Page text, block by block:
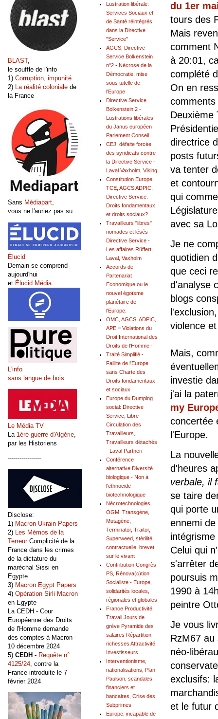
du 1er
tours des
Mais
comment
à 20:01,
complété
On en
Deuxième
directrice
posts
va tenter
et
qui
avec sa
Je ne
quotidien
que ceci
d'analyse
blogs
violence
Mais,
investie
j'ai la
my
concertée
l'Europe.
La
d'heures
verbale, il
se taire
qui porte
ennemi
Celui qui
s'arrêter
poursuis
1990 à
peintre
Je vous
RzM67 au
néo-
exclusifs:
et le futur
Lustration libérale:
Services Sociaux et
de Santé réintégrés
dans la Directive
"Service"
AGCS, Directive
Service Bolkenstein
n°2 - Nécrose de la
Démocratie, mise
sous tutelle de
l'Europe
Directive Service
Bolkenstein 2 -
Lustrations libérales
du Janus européen
Parlement Conseil
CEJ: défaite forcée
des syndicats contre
la Directive Service -
Laval Vaxholm, Viking
Constitution Europe,
TCE, AGCS ADPIC,
Directive Service.
Droits fondamentaux
et droits sociaux?
Travailleurs "libres"
nomades et lésés -
Directive Service -
Les affaires Rüffert,
Laval, Vaxholm
Accords de
Partenariat
Economique ou le
nouvel égoïsme
planétaire de
l'Europe.
OMC, AGCS, ADPIC,
APE = Violations du
Droit International des
Droits de l'Homme - I
Traité Simplifié -
Faillite de l'Europe
sans Charte des
Droits fondamentaux
et sociaux
Europe du Dumping
social: Directive
Service, Libre
Circulation des
Travailleurs,
Travailleurs détachés
- Laval Partneri
Conférence
alternative Diversité
biologique - Non à
l'ethnocide
biotechnologique
Nécrotechnologies,
OGM, Transgène,
Mutagène,
Terminator, Traitor,
Superweed, stérilité
contractuelle, brevet
sur le vivant
Contribution Congrès
PS, Rénova(c)tion
Socialiste - Europe,
solidarités locales,
régionales et globales
France Productivité
Travail Jours de
grève Pyramide des
salaires Répartition
richesses Attractivité
Investisseurs
Interventionisme,
nationalisations, Plan
Paulson, scandales
financiers et
bancaires, Crise des
Subprimes
Europe: incapable de
BLAST,
le souffle de l'info
1) Corruption, impunité
2) La réalité coloniale de
la France
Sans Médiapart,
vous ne l'auriez pas su
Élucid
Demain se comprend
aujourd'hui
et Élucid Média
L'info
sans langue de bois
Le Média TV
La 1ère guerre d'Algérie
par les Historiens
-----------------
Disclose:
1) Macron Ukrain Papers
2) Les Mémos de la
TerreurComplicité de la
France dans les crimes
de la dictature du
maréchal Sissi en
Egypte
3) Macron Egypt Papers
4) Opération Sirli Macron
en Egypte
La CEDH - Cour
Européenne des Droits
de l'Homme demande
des comptes à Macron -
10 décembre 2024
5) CEDH - Requête n°
4125/24, contre la
France introduite le 7
février 2024